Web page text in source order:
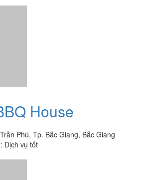
House
Phú, Tp. Bắc Giang, Bắc Giang
: Dịch vụ tốt